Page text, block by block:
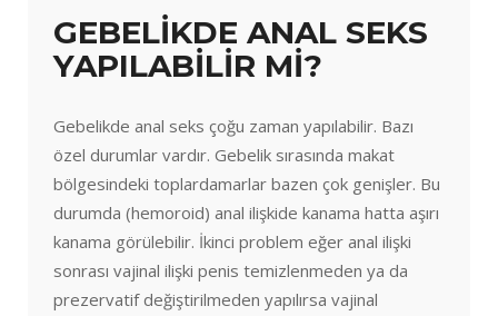
GEBELİKDE ANAL SEKS
YAPILABİLİR Mİ?
Gebelikde anal seks çoğu zaman yapılabilir. Bazı
özel durumlar vardır. Gebelik sırasında makat
bölgesindeki toplardamarlar bazen çok genişler. Bu
durumda (hemoroid) anal ilişkide kanama hatta aşırı
kanama görülebilir. İkinci problem eğer anal ilişki
sonrası vajinal ilişki penis temizlenmeden ya da
prezervatif değiştirilmeden yapılırsa vajinal